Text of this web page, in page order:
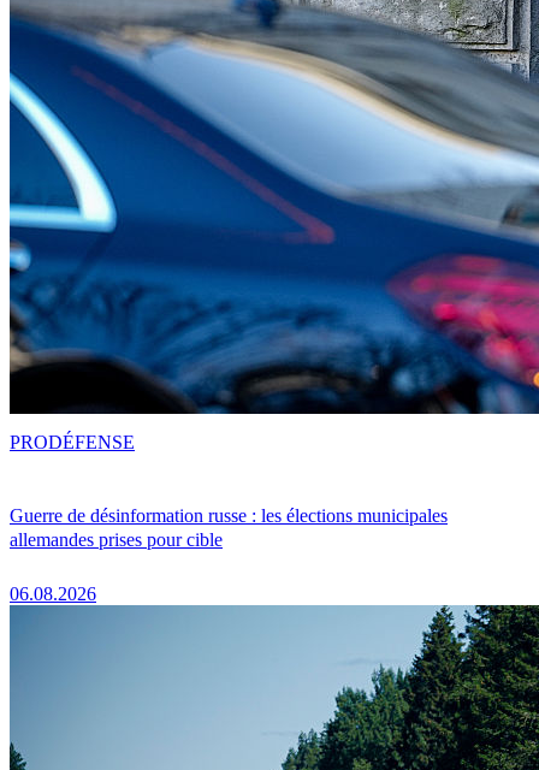
Guerre de désinformation russe : les élections municipales
allemandes prises pour cible
06.08.2026
PRODÉFENSE